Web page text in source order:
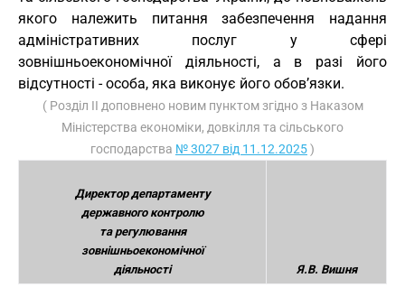
якого належить питання забезпечення надання
адміністративних послуг у сфері
зовнішньоекономічної діяльності, а в разі його
відсутності - особа, яка виконує його обов’язки.
( Розділ II доповнено новим пунктом згідно з Наказом
Міністерства економіки, довкілля та сільського
господарства № 3027 від 11.12.2025)
Директор департаменту
державного контролю
та регулювання
зовнішньоекономічної
діяльності
Я.В. Вишня